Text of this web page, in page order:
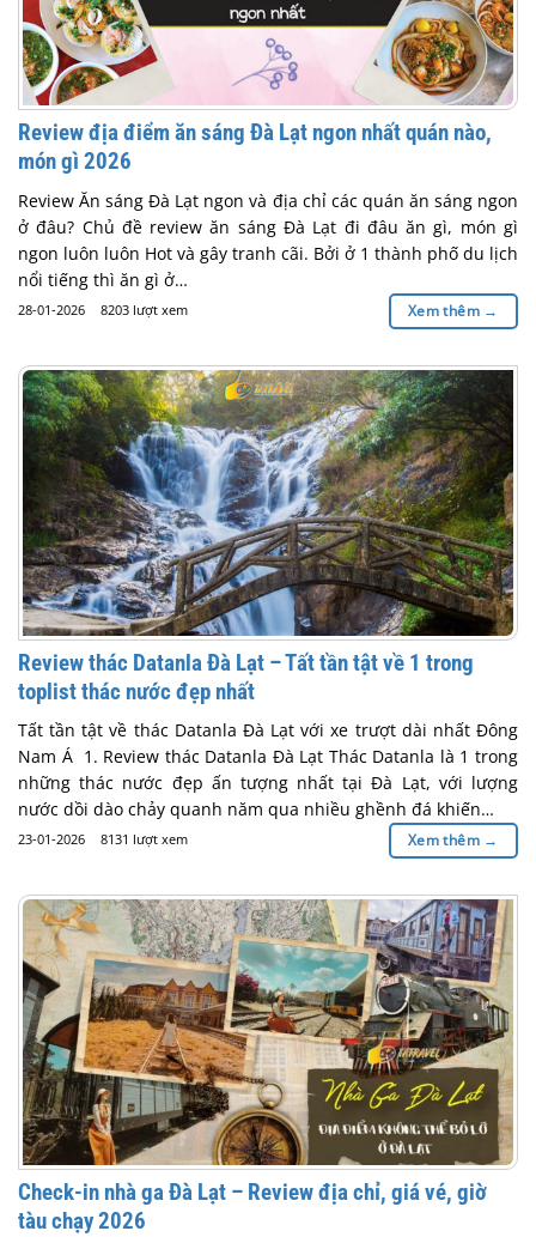
Review địa điểm ăn sáng Đà Lạt ngon nhất quán nào,
món gì 2026
Review Ăn sáng Đà Lạt ngon và địa chỉ các quán ăn sáng ngon
ở đâu? Chủ đề review ăn sáng Đà Lạt đi đâu ăn gì, món gì
ngon luôn luôn Hot và gây tranh cãi. Bởi ở 1 thành phố du lịch
nổi tiếng thì ăn gì ở…
28-01-2026 8203 lượt xem Xem thêm →
Review thác Datanla Đà Lạt – Tất tần tật về 1 trong
toplist thác nước đẹp nhất
Tất tần tật về thác Datanla Đà Lạt với xe trượt dài nhất Đông
Nam Á 1. Review thác Datanla Đà Lạt Thác Datanla là 1 trong
những thác nước đẹp ấn tượng nhất tại Đà Lạt, với lượng
nước dồi dào chảy quanh năm qua nhiều ghềnh đá khiến…
23-01-2026 8131 lượt xem Xem thêm →
Check-in nhà ga Đà Lạt – Review địa chỉ, giá vé, giờ
tàu chạy 2026